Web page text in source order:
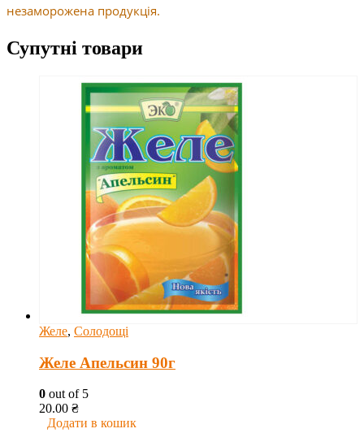
незаморожена продукція.
Супутні товари
Желе, Солодощі
Желе Апельсин 90г
0 out of 5
20.00 ₴
Додати в кошик